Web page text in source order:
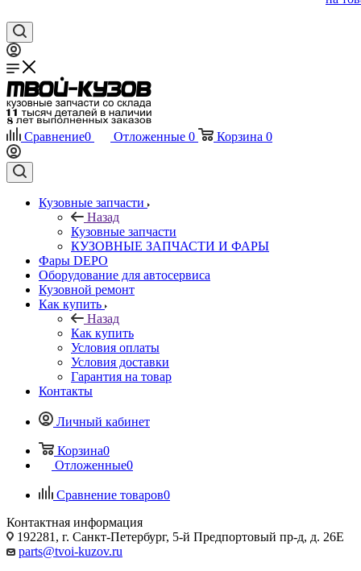
Сравнение0 Отложенные 0 Корзина 0
Кузовные запчасти
Назад
Кузовные запчасти
КУЗОВНЫЕ ЗАПЧАСТИ И ФАРЫ
Фары DEPO
Оборудование для автосервиса
Кузовной ремонт
Как купить
Назад
Как купить
Условия оплаты
Условия доставки
Гарантия на товар
Контакты
Личный кабинет
Корзина0
Отложенные0
Сравнение товаров0
Контактная информация
192281, г. Санкт-Петербург, 5-й Предпортовый пр-д, д. 26Е
parts@tvoi-kuzov.ru